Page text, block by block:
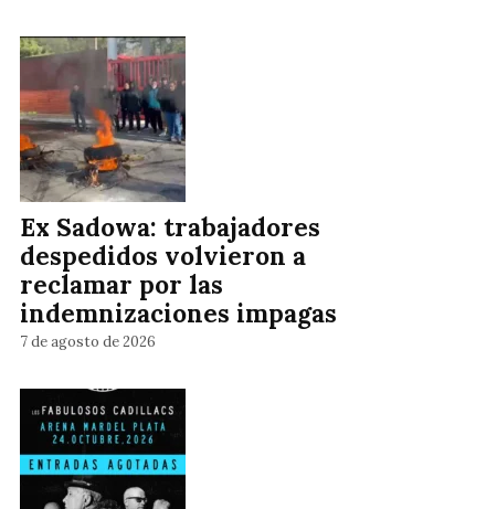
Ex Sadowa: trabajadores
despedidos volvieron a
reclamar por las
indemnizaciones impagas
7 de agosto de 2026